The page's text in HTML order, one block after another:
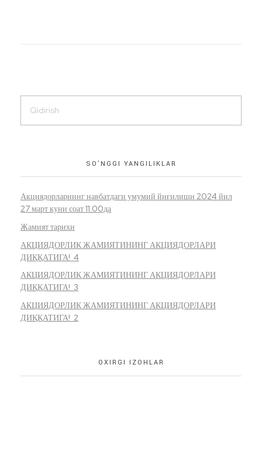
SO’NGGI YANGILIKLAR
Акциядорларнинг навбатдаги умумий йиғилиши 2024 йил
27 март куни соат 11.00да
Жамият тарихи
АКЦИЯДОРЛИК ЖАМИЯТИНИНГ АКЦИЯДОРЛАРИ
ДИҚҚАТИГА! 4
АКЦИЯДОРЛИК ЖАМИЯТИНИНГ АКЦИЯДОРЛАРИ
ДИҚҚАТИГА! 3
АКЦИЯДОРЛИК ЖАМИЯТИНИНГ АКЦИЯДОРЛАРИ
ДИҚҚАТИГА! 2
OXIRGI IZOHLAR